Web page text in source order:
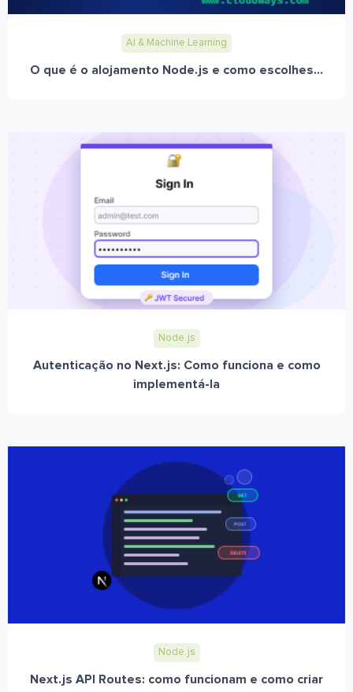
AI & Machine Learning
O que é o alojamento Node.js e como escolhes...
Node.js
Autenticação no Next.js: Como funciona e como
implementá-la
Node.js
Next.js API Routes: como funcionam e como criar